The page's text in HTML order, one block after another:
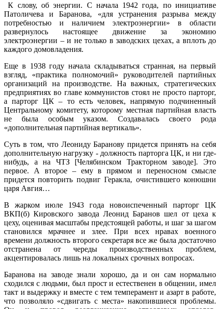
К слову, об энергии. С начала 1942 года, по инициативе
Патоличева и Баранова, «для устранения разрыва между
потребностью и наличием электроэнергии» в области
развернулось настоящее движение за экономию
электроэнергии – и не только в заводских цехах, а вплоть до
каждого домовладения.
Еще в 1938 году начала складываться странная, на первый
взгляд, «практика полномочий» руководителей партийных
организаций на производстве. На важных, стратегических
предприятиях во главе коммунистов стоял не просто парторг,
а парторг ЦК – то есть человек, напрямую подчиненный
Центральному комитету, которому местная партийная власть
не была особым указом. Создавалась своего рода
«дополнительная партийная вертикаль».
Суть в том, что Леониду Баранову придется принять на себя
дополнительную нагрузку - должность парторга ЦК, и ни где-
нибудь, а на ЧТЗ [Челябинском Тракторном заводе]. Это
первое. А второе – ему в прямом и переносном смысле
придется повторить подвиг Геракла, очистившего конюшни
царя Авгия…
В жарком июле 1943 года новоиспеченный парторг ЦК
ВКП(б) Кировского завода Леонид Баранов шел от цеха к
цеху, оценивая масштабы предстоящей работы, и шаг за шагом
становился мрачнее и злее. При всех нравах военного
времени должность второго секретаря все же была достаточно
отстранена от череды производственных проблем,
акцентировалась лишь на локальных срочных вопросах.
Баранова на заводе знали хорошо, да и он сам нормально
сходился с людьми, был прост и естественен в общении, имел
такт и выдержку и вместе с тем темперамент и азарт в работе,
что позволяло «сдвигать с места» накопившиеся проблемы.